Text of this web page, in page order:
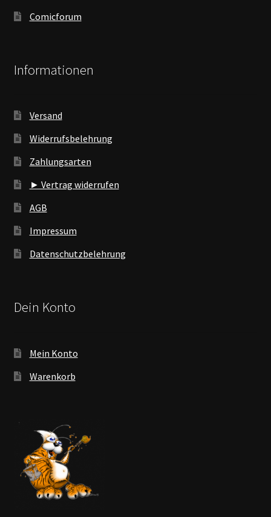
Comicforum
Informationen
Versand
Widerrufsbelehrung
Zahlungsarten
► Vertrag widerrufen
AGB
Impressum
Datenschutzbelehrung
Dein Konto
Mein Konto
Warenkorb